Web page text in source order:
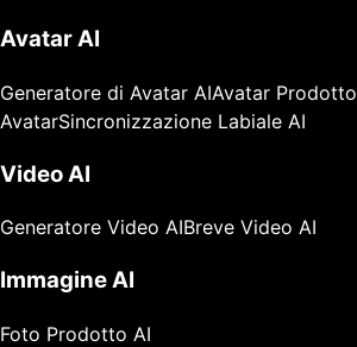
Avatar AI
Generatore di Avatar AIAvatar Prodotto
AvatarSincronizzazione Labiale AI
Video AI
Generatore Video AIBreve Video AI
Immagine AI
Foto Prodotto AI